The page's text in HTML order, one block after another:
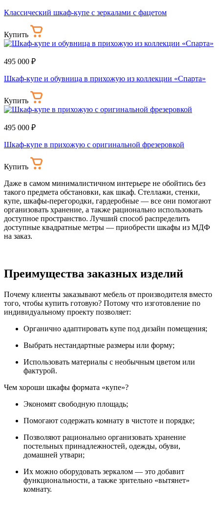
Классический шкаф-купе с зеркалами с фацетом
Купить
495 000 ₽
Шкаф-купе и обувница в прихожую из коллекции «Спарта»
Купить
495 000 ₽
Шкаф-купе в прихожую с оригинальной фрезеровкой
Купить
Даже в самом минималистичном интерьере не обойтись без
такого предмета обстановки, как шкаф. Стеллажи, стенки,
купе, шкафы-перегородки, гардеробные — все они помогают
организовать хранение, а также рационально использовать
доступное пространство. Лучший способ распределить
доступные квадратные метры — приобрести шкафы из МДФ
на заказ.
Преимущества заказных изделий
Почему клиенты заказывают мебель от производителя вместо
того, чтобы купить готовую? Потому что изготовление по
индивидуальному проекту позволяет:
Органично адаптировать купе под дизайн помещения;
Выбрать нестандартные размеры или форму;
Использовать материалы с необычным цветом или
фактурой.
Чем хороши шкафы формата «купе»?
Экономят свободную площадь;
Помогают содержать комнату в чистоте и порядке;
Позволяют рационально организовать хранение
постельных принадлежностей, одежды, обуви,
домашней утвари;
Их можно оборудовать зеркалом — это добавит
функциональности, а также зрительно «вытянет»
комнату.